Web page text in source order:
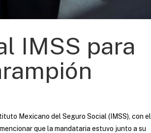
IMSS para
Mexicano del Seguro Social (IMSS), con el
que la mandataria estuvo junto a su